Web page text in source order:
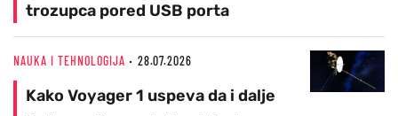
trozupca pored USB porta
NAUKA I TEHNOLOGIJA 28.07.2026
Kako Voyager 1 uspeva da i dalje